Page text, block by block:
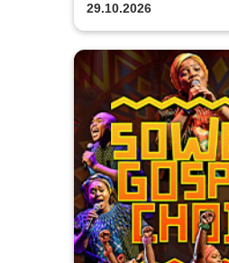
29.10.2026